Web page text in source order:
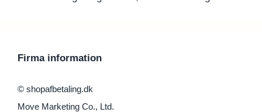
Firma information
© shopafbetaling.dk
Move Marketing Co., Ltd.